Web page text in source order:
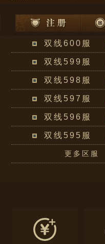
双线600服
双线599服
双线598服
双线597服
双线596服
双线595服
更多区服